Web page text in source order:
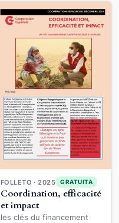
FOLLETO · 2025 GRATUITA
Coordination, efficacité
et impact
les clés du financement